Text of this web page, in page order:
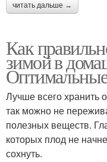
читать дальше →
Как
зимой в
Лучше всего хранить
так можно не
полезных веществ.
которых плод не
сохнуть.